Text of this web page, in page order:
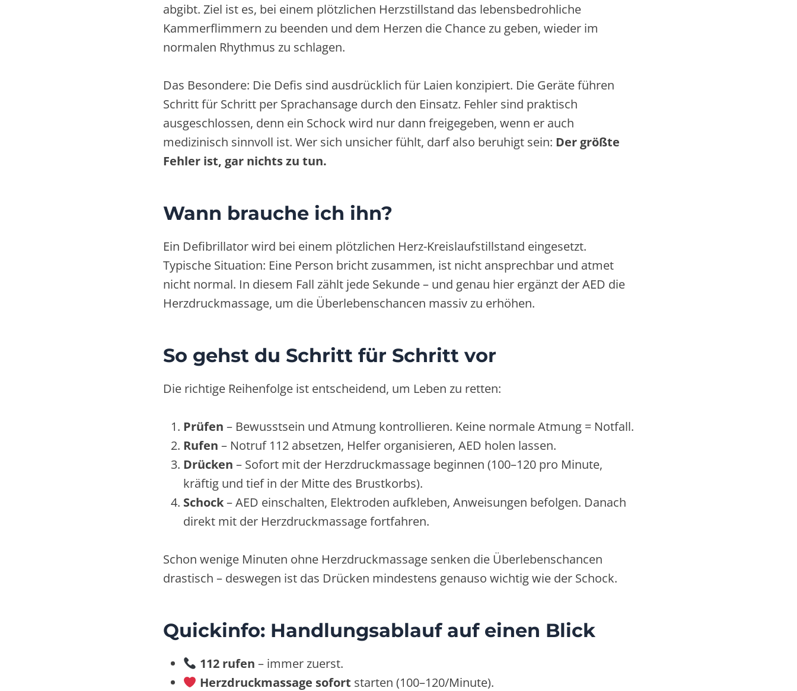
abgibt. Ziel ist es, bei einem plötzlichen Herzstillstand das lebensbedrohliche
Kammerflimmern zu beenden und dem Herzen die Chance zu geben, wieder im
normalen Rhythmus zu schlagen.
Das Besondere: Die Defis sind ausdrücklich für Laien konzipiert. Die Geräte führen
Schritt für Schritt per Sprachansage durch den Einsatz. Fehler sind praktisch
ausgeschlossen, denn ein Schock wird nur dann freigegeben, wenn er auch
medizinisch sinnvoll ist. Wer sich unsicher fühlt, darf also beruhigt sein: Der größte
Fehler ist, gar nichts zu tun.
Wann brauche ich ihn?
Ein Defibrillator wird bei einem plötzlichen Herz-Kreislaufstillstand eingesetzt.
Typische Situation: Eine Person bricht zusammen, ist nicht ansprechbar und atmet
nicht normal. In diesem Fall zählt jede Sekunde – und genau hier ergänzt der AED die
Herzdruckmassage, um die Überlebenschancen massiv zu erhöhen.
So gehst du Schritt für Schritt vor
Die richtige Reihenfolge ist entscheidend, um Leben zu retten:
Prüfen – Bewusstsein und Atmung kontrollieren. Keine normale Atmung = Notfall.
Rufen – Notruf 112 absetzen, Helfer organisieren, AED holen lassen.
Drücken – Sofort mit der Herzdruckmassage beginnen (100–120 pro Minute,
kräftig und tief in der Mitte des Brustkorbs).
Schock– AED einschalten, Elektroden aufkleben, Anweisungen befolgen. Danach
direkt mit der Herzdruckmassage fortfahren.
Schon wenige Minuten ohne Herzdruckmassage senken die Überlebenschancen
drastisch – deswegen ist das Drücken mindestens genauso wichtig wie der Schock.
Quickinfo: Handlungsablauf auf einen Blick
112 rufen – immer zuerst.
Herzdruckmassage sofort starten (100–120/Minute).